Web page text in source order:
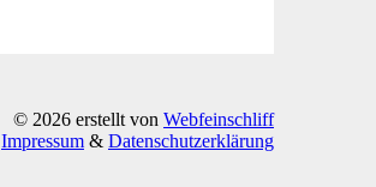
© 2026 erstellt von Webfeinschliff
Impressum& Datenschutzerklärung